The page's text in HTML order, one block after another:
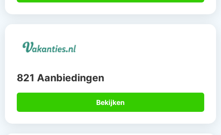
821 Aanbiedingen
Bekijken